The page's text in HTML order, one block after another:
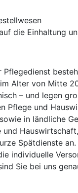
die Einhaltung
Pflegedienst
Alter von Mitte
– und legen
Pflege und
in ländliche
und
Spätdienste
individuelle
Sie bei uns